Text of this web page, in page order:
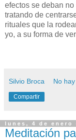
efectos se deban
tratando de
rituales que la
yo, a su forma de
Silvio Broca No
Compartir
lunes, 4 de enero
Meditación